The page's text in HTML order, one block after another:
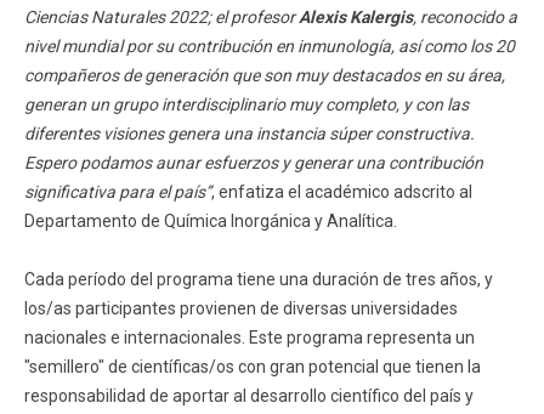
Ciencias Naturales 2022; el profesorAlexis Kalergis, reconocido a
nivel mundial por su contribución en inmunología, así como los 20
compañeros de generación que son muy destacados en su área,
generan un grupo interdisciplinario muy completo, y con las
diferentes visiones genera una instancia súper constructiva.
Espero podamos aunar esfuerzos y generar una contribución
significativa para el país”, enfatiza el académico adscrito al
Departamento de Química Inorgánica y Analítica.
Cada período del programa tiene una duración de tres años, y
los/as participantes provienen de diversas universidades
nacionales e internacionales. Este programa representa un
"semillero" de científicas/os con gran potencial que tienen la
responsabilidad de aportar al desarrollo científico del país y